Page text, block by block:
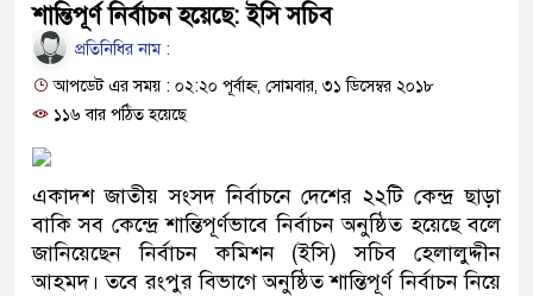
দাঁড়াবে : ডা. জুবাইদা রহমান
ফ্যাসিবাদবিরোধী আন্দোলনে
সিল-স্বাক্ষর জালিয়াতি চক্রের পাঁচ
উদ্ধার
শান্তিপূর্ণ নির্বাচন হয়েছে: ইসি সচিব
প্রতিনিধির নাম :
আপডেট এর সময় : ০২:২০ পূর্বাহ্ন, সোমবার, ৩১ ডিসেম্বর ২০১৮
১১৬ বার পঠিত হয়েছে
একাদশ জাতীয় সংসদ নির্বাচনে দেশের ২২টি কেন্দ্র ছাড়া
বাকি সব কেন্দ্রে শান্তিপূর্ণভাবে নির্বাচন অনুষ্ঠিত হয়েছে বলে
জানিয়েছেন নির্বাচন কমিশন (ইসি) সচিব হেলালুদ্দীন
আহমদ। তবে রংপুর বিভাগে অনুষ্ঠিত শান্তিপূর্ণ নির্বাচন নিয়ে